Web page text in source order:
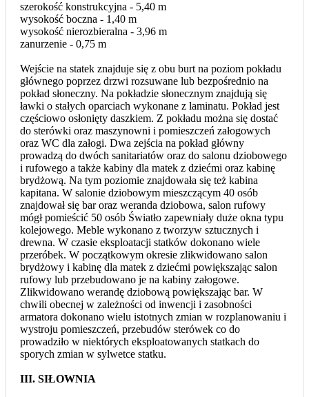
szerokość konstrukcyjna - 5,40 m
wysokość boczna - 1,40 m
wysokość nierozbieralna - 3,96 m
zanurzenie - 0,75 m
Wejście na statek znajduje się z obu burt na poziom pokładu
głównego poprzez drzwi rozsuwane lub bezpośrednio na
pokład słoneczny. Na pokładzie słonecznym znajdują się
ławki o stałych oparciach wykonane z laminatu. Pokład jest
częściowo osłonięty daszkiem. Z pokładu można się dostać
do sterówki oraz maszynowni i pomieszczeń załogowych
oraz WC dla załogi. Dwa zejścia na pokład główny
prowadzą do dwóch sanitariatów oraz do salonu dziobowego
i rufowego a także kabiny dla matek z dziećmi oraz kabinę
brydżową. Na tym poziomie znajdowała się też kabina
kapitana. W salonie dziobowym mieszczącym 40 osób
znajdował się bar oraz weranda dziobowa, salon rufowy
mógł pomieścić 50 osób Światło zapewniały duże okna typu
kolejowego. Meble wykonano z tworzyw sztucznych i
drewna. W czasie eksploatacji statków dokonano wiele
przeróbek. W początkowym okresie zlikwidowano salon
brydżowy i kabinę dla matek z dziećmi powiększając salon
rufowy lub przebudowano je na kabiny załogowe.
Zlikwidowano werandę dziobową powiększając bar. W
chwili obecnej w zależności od inwencji i zasobności
armatora dokonano wielu istotnych zmian w rozplanowaniu i
wystroju pomieszczeń, przebudów sterówek co do
prowadziło w niektórych eksploatowanych statkach do
sporych zmian w sylwetce statku.
III. SIŁOWNIA